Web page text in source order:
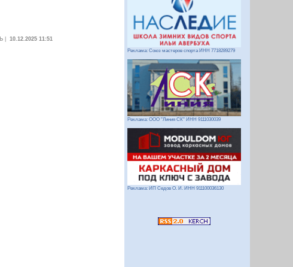
| 10.12.2025 11:51
Реклама: Союз мастеров спорта ИНН 7718289279
Реклама: ООО "Линия СК" ИНН 9111030039
Реклама: ИП Седов О. И. ИНН 911100036130